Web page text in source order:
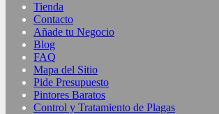
Tienda
Contacto
Añade tu Negocio
Blog
FAQ
Mapa del Sitio
Pide Presupuesto
Pintores Baratos
Control y Tratamiento de Plagas